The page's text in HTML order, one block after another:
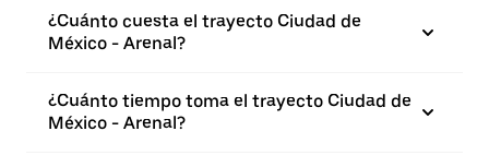
¿Cuánto cuesta el trayecto Ciudad de
México - Arenal?
¿Cuánto tiempo toma el trayecto Ciudad de
México - Arenal?